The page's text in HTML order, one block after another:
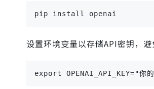
pip install openai
设置环境变量以存储API密钥，避
export OPENAI_API_KEY="你